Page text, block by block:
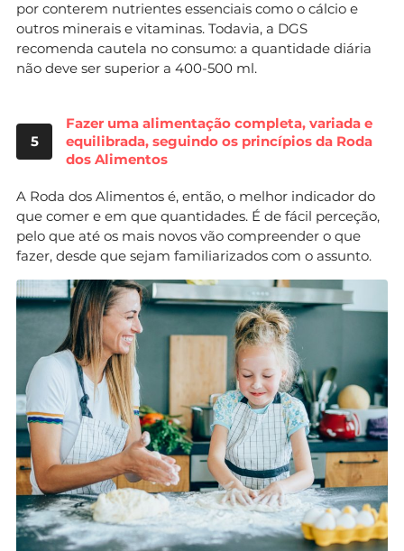
por conterem nutrientes essenciais como o cálcio e
outros minerais e vitaminas. Todavia, a DGS
recomenda cautela no consumo: a quantidade diária
não deve ser superior a 400-500 ml.
5
Fazer uma alimentação completa, variada e
equilibrada, seguindo os princípios da Roda
dos Alimentos
A Roda dos Alimentos é, então, o melhor indicador do
que comer e em que quantidades. É de fácil perceção,
pelo que até os mais novos vão compreender o que
fazer, desde que sejam familiarizados com o assunto.